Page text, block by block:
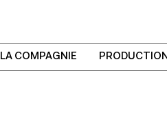
LA COMPAGNIE